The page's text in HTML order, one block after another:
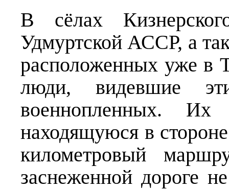
В сёлах
Удмуртской АССР, а
расположенных уже в
люди, видевшие
военнопленных.
находящуюся в
километровый
заснеженной дороге